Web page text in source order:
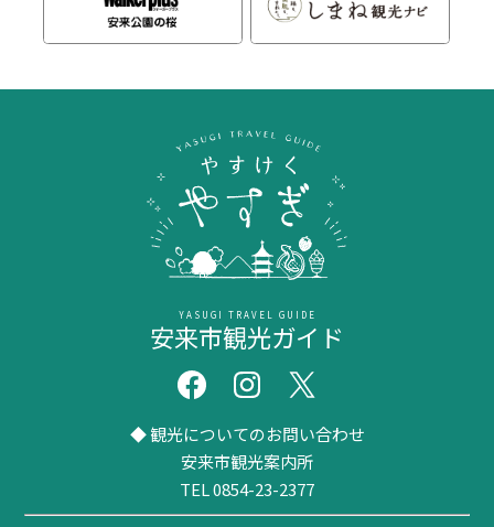
安来市観光ガイド
YASUGI TRAVEL GUIDE
◆ 観光についてのお問い合わせ
安来市観光案内所
TEL 0854-23-2377